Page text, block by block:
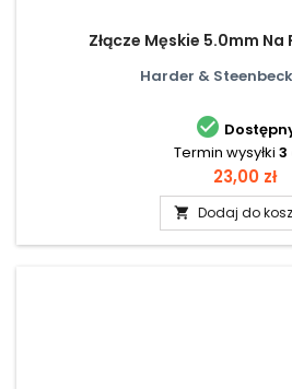
Złącze Męskie 5.0mm
Harder &

Termin wysyłki 3
Cena
23,00 zł
 Dodaj do